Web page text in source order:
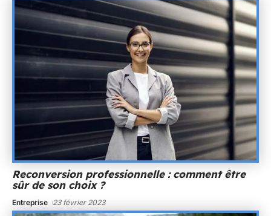
Reconversion professionnelle : comment être
sûr de son choix ?
Entreprise 23 février 2023